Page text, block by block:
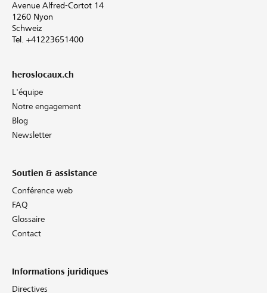
Avenue Alfred-Cortot 14
1260 Nyon
Schweiz
Tel. +41223651400
heroslocaux.ch
L'équipe
Notre engagement
Blog
Newsletter
Soutien & assistance
Conférence web
FAQ
Glossaire
Contact
Informations juridiques
Directives